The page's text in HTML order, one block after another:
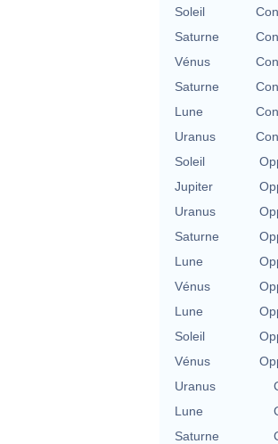
Soleil
Saturne
Vénus
Saturne
Lune
Uranus
Soleil
Jupiter
Uranus
Saturne
Lune
Vénus
Lune
Soleil
Vénus
Uranus
Lune
Saturne